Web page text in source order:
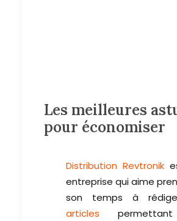
Les meilleures
pour économiser
Distribution Revtronik
entreprise qui aime
son temps à
articles